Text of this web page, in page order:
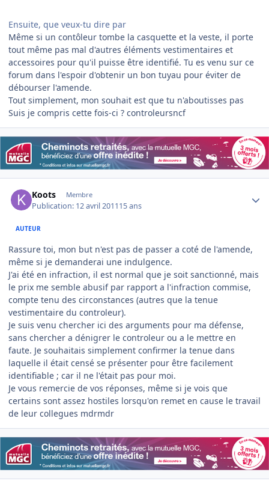
Ensuite, que veux-tu dire par
Même si un contôleur tombe la casquette et la veste, il porte
tout même pas mal d'autres éléments vestimentaires et
accessoires pour qu'il puisse être identifié. Tu es venu sur ce
forum dans l'espoir d'obtenir un bon tuyau pour éviter de
débourser l'amende.
Tout simplement, mon souhait est que tu n'aboutisses pas
Suis je compris cette fois-ci ? controleursncf
Koots Membre
Publication: 12 avril 201115 ans
AUTEUR
Rassure toi, mon but n'est pas de passer a coté de l'amende,
même si je demanderai une indulgence.
J'ai été en infraction, il est normal que je soit sanctionné, mais
le prix me semble abusif par rapport a l'infraction commise,
compte tenu des circonstances (autres que la tenue
vestimentaire du controleur).
Je suis venu chercher ici des arguments pour ma défense,
sans chercher a dénigrer le controleur ou a le mettre en
faute. Je souhaitais simplement confirmer la tenue dans
laquelle il était censé se présenter pour être facilement
identifiable ; car il ne l'était pas pour moi.
Je vous remercie de vos réponses, même si je vois que
certains sont assez hostiles lorsqu'on remet en cause le travail
de leur collegues mdrmdr